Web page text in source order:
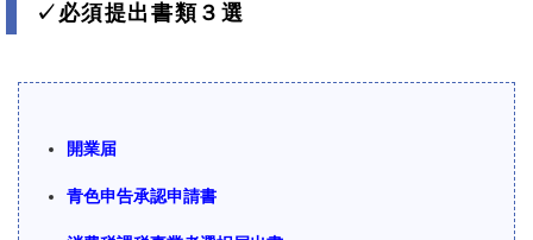
✓ 必須提出書類３選
開業届
青色申告承認申請書